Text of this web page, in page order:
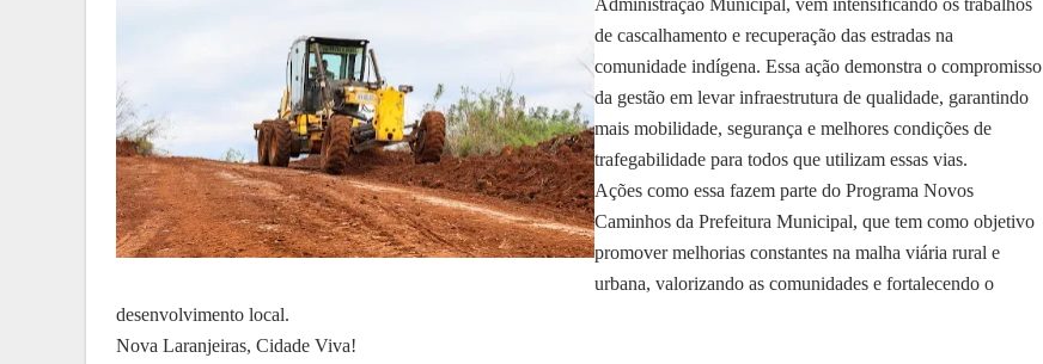
Administração Municipal, vem intensificando os trabalhos
de cascalhamento e recuperação das estradas na
comunidade indígena. Essa ação demonstra o compromisso
da gestão em levar infraestrutura de qualidade, garantindo
mais mobilidade, segurança e melhores condições de
trafegabilidade para todos que utilizam essas vias.
Ações como essa fazem parte do Programa Novos
Caminhos da Prefeitura Municipal, que tem como objetivo
promover melhorias constantes na malha viária rural e
urbana, valorizando as comunidades e fortalecendo o
desenvolvimento local.
Nova Laranjeiras, Cidade Viva!